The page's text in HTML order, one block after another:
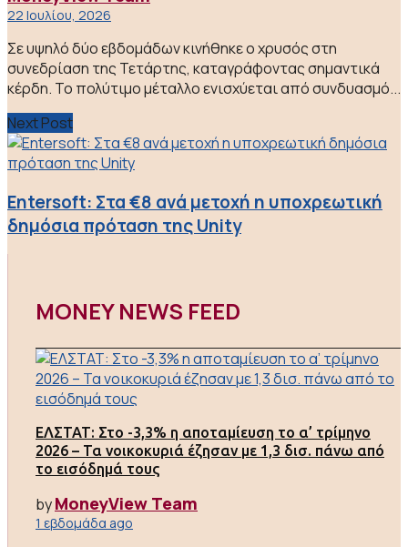
22 Ιουλίου, 2026
Σε υψηλό δύο εβδομάδων κινήθηκε ο χρυσός στη
συνεδρίαση της Τετάρτης, καταγράφοντας σημαντικά
κέρδη. Το πολύτιμο μέταλλο ενισχύεται από συνδυασμό...
Next Post
Entersoft: Στα €8 ανά μετοχή η υποχρεωτική
δημόσια πρόταση της Unity
MONEY NEWS FEED
ΕΛΣΤΑΤ: Στο -3,3% η αποταμίευση το α’ τρίμηνο
2026 – Τα νοικοκυριά έζησαν με 1,3 δισ. πάνω από
το εισόδημά τους
byMoneyView Team
1 εβδομάδα ago